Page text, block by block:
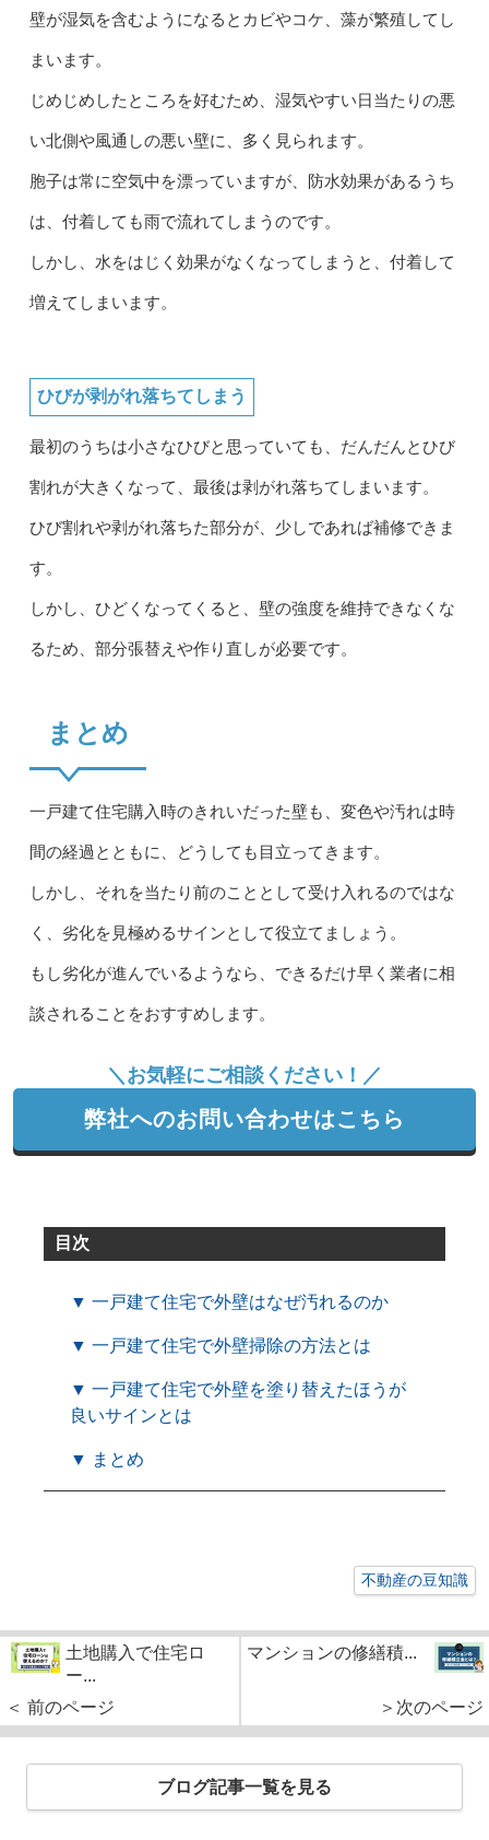
壁が湿気を含むようになるとカビやコケ、藻が繁殖してし
まいます。
じめじめしたところを好むため、湿気やすい日当たりの悪
い北側や風通しの悪い壁に、多く見られます。
胞子は常に空気中を漂っていますが、防水効果があるうち
は、付着しても雨で流れてしまうのです。
しかし、水をはじく効果がなくなってしまうと、付着して
増えてしまいます。
ひびが剥がれ落ちてしまう
最初のうちは小さなひびと思っていても、だんだんとひび
割れが大きくなって、最後は剥がれ落ちてしまいます。
ひび割れや剥がれ落ちた部分が、少しであれば補修できま
す。
しかし、ひどくなってくると、壁の強度を維持できなくな
るため、部分張替えや作り直しが必要です。
まとめ
一戸建て住宅購入時のきれいだった壁も、変色や汚れは時
間の経過とともに、どうしても目立ってきます。
しかし、それを当たり前のこととして受け入れるのではな
く、劣化を見極めるサインとして役立てましょう。
もし劣化が進んでいるようなら、できるだけ早く業者に相
談されることをおすすめします。
＼お気軽にご相談ください！／
弊社へのお問い合わせはこちら
目次
▼ 一戸建て住宅で外壁はなぜ汚れるのか
▼ 一戸建て住宅で外壁掃除の方法とは
▼ 一戸建て住宅で外壁を塗り替えたほうが
良いサインとは
▼ まとめ
不動産の豆知識
土地購入で住宅ロ
ー...
＜ 前のページ
マンションの修繕積...
＞次のページ
ブログ記事一覧を見る